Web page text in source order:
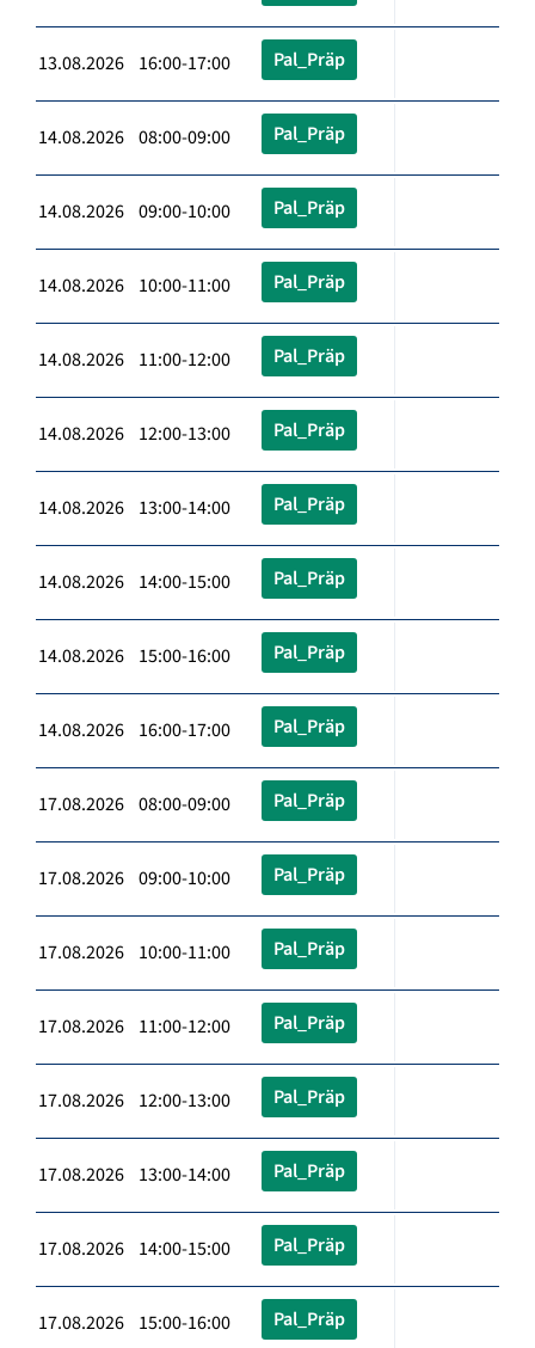
13.08.2026 16:00-17:00 Pal_Präp
14.08.2026 08:00-09:00 Pal_Präp
14.08.2026 09:00-10:00 Pal_Präp
14.08.2026 10:00-11:00 Pal_Präp
14.08.2026 11:00-12:00 Pal_Präp
14.08.2026 12:00-13:00 Pal_Präp
14.08.2026 13:00-14:00 Pal_Präp
14.08.2026 14:00-15:00 Pal_Präp
14.08.2026 15:00-16:00 Pal_Präp
14.08.2026 16:00-17:00 Pal_Präp
17.08.2026 08:00-09:00 Pal_Präp
17.08.2026 09:00-10:00 Pal_Präp
17.08.2026 10:00-11:00 Pal_Präp
17.08.2026 11:00-12:00 Pal_Präp
17.08.2026 12:00-13:00 Pal_Präp
17.08.2026 13:00-14:00 Pal_Präp
17.08.2026 14:00-15:00 Pal_Präp
17.08.2026 15:00-16:00 Pal_Präp